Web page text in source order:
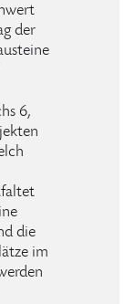
der
6,
die
im